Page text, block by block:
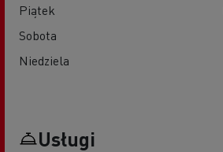
Piątek
Sobota
Niedziela
Usługi